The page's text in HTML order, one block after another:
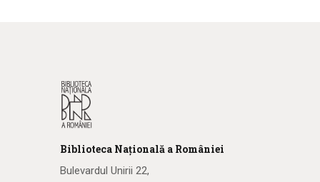
Biblioteca Națională a României
Bulevardul Unirii 22,